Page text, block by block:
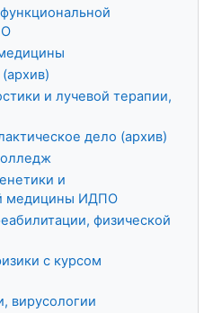
и лучевой терапии,
дело (архив)
и
медицины ИДПО
физической
с курсом
вирусологии